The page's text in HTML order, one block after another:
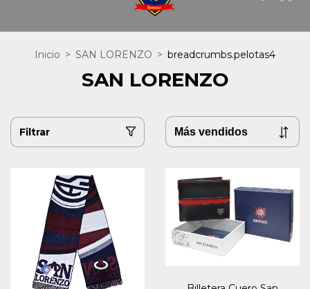
Inicio > SAN LORENZO > breadcrumbs.pelotas4
SAN LORENZO
Filtrar